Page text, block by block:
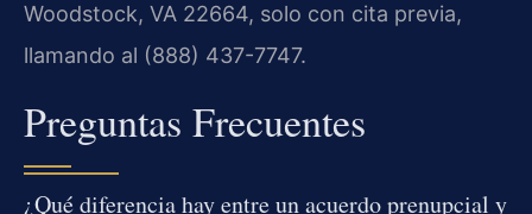
Woodstock, VA 22664, solo con cita previa,
llamando al (888) 437-7747.
Preguntas Frecuentes
¿Qué diferencia hay entre un acuerdo prenupcial y